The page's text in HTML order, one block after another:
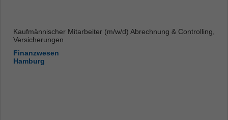
Kaufmännischer Mitarbeiter (m/w/d) Abrechnung & Controlling,
Versicherungen
Finanzwesen
Hamburg